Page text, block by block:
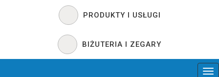
PRODUKTY I USŁUGI
BIŻUTERIA I ZEGARY